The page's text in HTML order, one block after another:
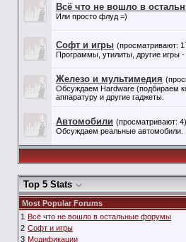
Всё что не вошло в
Или просто флуд =)
Софт и игры (просматривают:
Программы, утилиты, другие игры
Железо и мультимедия
Обсуждаем Hardware (подбираем
аппаратуру и другие гаджеты.
Автомобили (просматривают: 4)
Обсуждаем реальные автомобили.
Top 5 Stats
Most Popular Forums
1 Всё что не вошло в остальные форумы
2 Софт и игры
3 Модификации